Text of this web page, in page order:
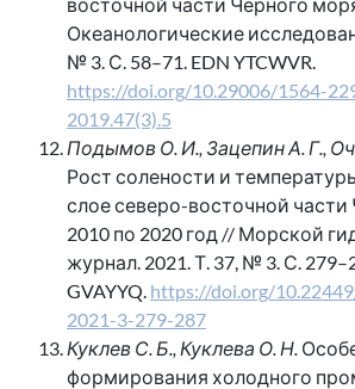
Океанологические
№ 3. С. 58–71. EDN YTCWVR.
https://doi.org/10.29006/1564-
2019.47(3).5
Подымов О. И., Зацепин А. Г.,
Рост солености и
слое северо-восточной части
2010 по 2020 год // Морской
журнал. 2021. Т. 37, № 3. С.
GVAYYQ. https://doi.org/
2021-3-279-287
Куклев С. Б., Куклева О. Н.
формирования холодного